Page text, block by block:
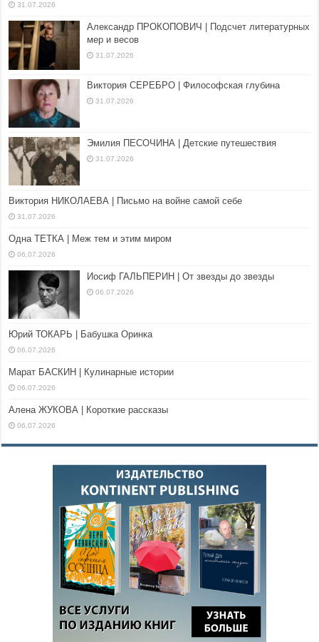
31.07.2026
Александр ПРОКОПОВИЧ | Подсчет литературных
мер и весов
31.07.2026
Виктория СЕРЕБРО | Философская глубина
31.07.2026
Эмилия ПЕСОЧИНА | Детские путешествия
31.07.2026
Виктория НИКОЛАЕВА | Письмо на войне самой себе
31.07.2026
Одна ТЕТКА | Меж тем и этим миром
06.07.2026
Иосиф ГАЛЬПЕРИН | От звезды до звезды
06.07.2026
Юрий ТОКАРЬ | Бабушка Оринка
06.07.2026
Марат БАСКИН | Кулинарные истории
06.07.2026
Алена ЖУКОВА | Короткие рассказы
06.07.2026